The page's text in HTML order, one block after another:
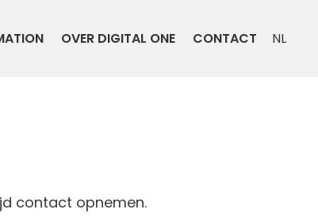
OVER DIGITAL ONE CONTACT NL
contact opnemen.